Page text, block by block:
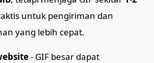
untuk pengiriman dan
yang lebih cepat.
- GIF besar dapat